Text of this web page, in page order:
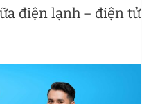
điện lạnh – điện tử